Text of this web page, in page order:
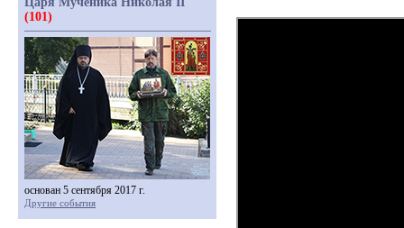
(101)
основан 5 сентября 2017 г.
Другие события